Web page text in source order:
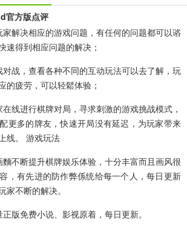
官方版点评
解决相应的游戏问题，有任何的问题都可以谘
速得到相应问题的解决；
战，查看各种不同的互动玩法可以去了解，玩
的疲劳，可以轻鬆体验；
线进行棋牌对局，寻求刺激的游戏挑战模式，
更多的牌友，快速开局没有延迟，为玩家带来
线。 游戏玩法
不断提升棋牌娱乐体验，十分丰富而且画风很
，有先进的防作弊係统给每一个人，每日更新
家不断的解决。
版免费小说、影视原着，每日更新。